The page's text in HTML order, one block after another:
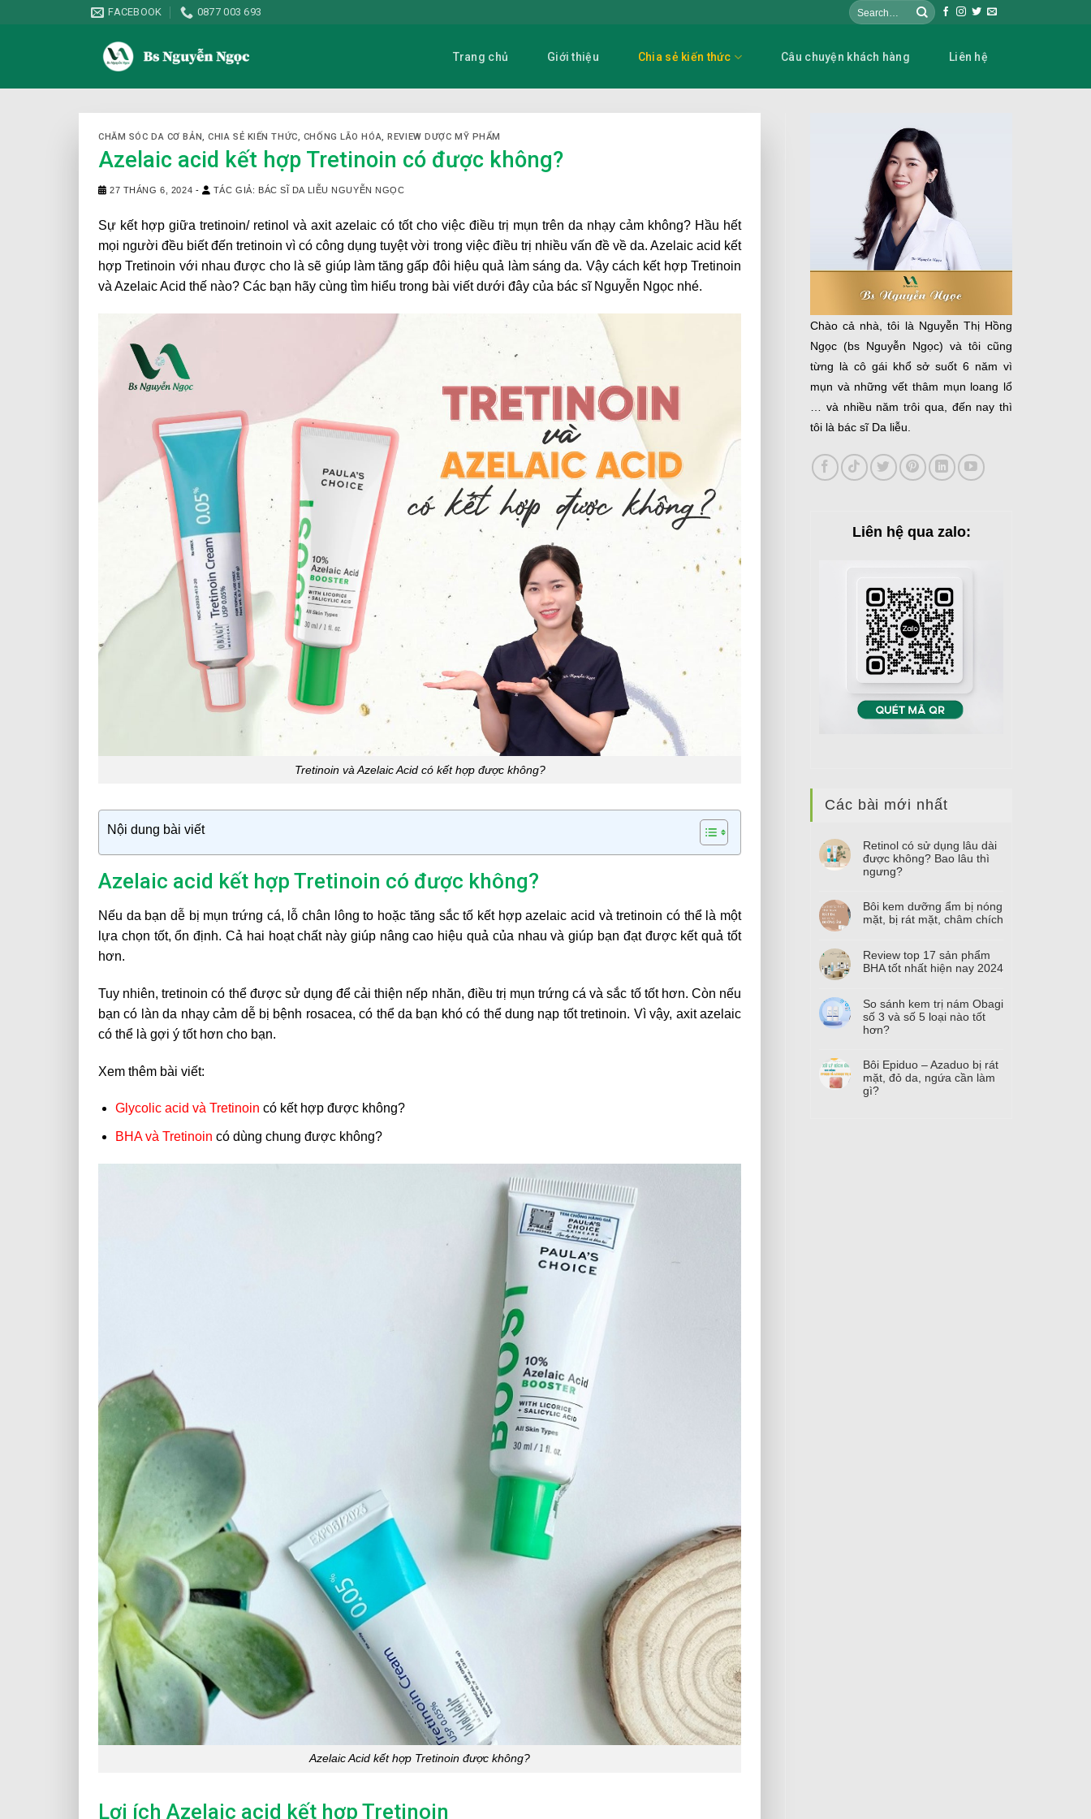
FACEBOOK 0877 003 693
Trang chủ Giới thiệu Chia sẻ kiến thức Câu chuyện khách hàng Liên hệ
CHĂM SÓC DA CƠ BẢN,CHIA SẺ KIẾN THỨC, CHỐNG LÃO HÓA,REVIEW DƯỢC MỸ PHẨM
Azelaic acid kết hợp Tretinoin có được không?
27 THÁNG 6, 2024 - TÁC GIẢ: BÁC SĨ DA LIỄU NGUYỄN NGỌC
Sự kết hợp giữa tretinoin/ retinol và axit azelaic có tốt cho việc điều trị mụn trên da nhạy cảm không? Hầu hết
mọi người đều biết đến tretinoin vì có công dụng tuyệt vời trong việc điều trị nhiều vấn đề về da. Azelaic acid kết
hợp Tretinoin với nhau được cho là sẽ giúp làm tăng gấp đôi hiệu quả làm sáng da. Vậy cách kết hợp Tretinoin
và Azelaic Acid thế nào? Các bạn hãy cùng tìm hiểu trong bài viết dưới đây của bác sĩ Nguyễn Ngọc nhé.
Tretinoin và Azelaic Acid có kết hợp được không?
Nội dung bài viết
Azelaic acid kết hợp Tretinoin có được không?
Nếu da bạn dễ bị mụn trứng cá, lỗ chân lông to hoặc tăng sắc tố kết hợp azelaic acid và tretinoin có thể là một
lựa chọn tốt, ổn định. Cả hai hoạt chất này giúp nâng cao hiệu quả của nhau và giúp bạn đạt được kết quả tốt
hơn.
Tuy nhiên, tretinoin có thể được sử dụng để cải thiện nếp nhăn, điều trị mụn trứng cá và sắc tố tốt hơn. Còn nếu
bạn có làn da nhạy cảm dễ bị bệnh rosacea, có thể da bạn khó có thể dung nạp tốt tretinoin. Vì vậy, axit azelaic
có thể là gợi ý tốt hơn cho bạn.
Xem thêm bài viết:
Glycolic acid và Tretinoin có kết hợp được không?
BHA và Tretinoin có dùng chung được không?
Azelaic Acid kết hợp Tretinoin được không?
Lợi ích Azelaic acid kết hợp Tretinoin
Chào cả nhà, tôi là Nguyễn Thị Hồng
Ngọc (bs Nguyễn Ngọc) và tôi cũng
từng là cô gái khổ sở suốt 6 năm vì
mụn và những vết thâm mụn loang lổ
… và nhiều năm trôi qua, đến nay thì
tôi là bác sĩ Da liễu.
Liên hệ qua zalo:
Các bài mới nhất
Retinol có sử dụng lâu dài
được không? Bao lâu thì
ngưng?
Bôi kem dưỡng ẩm bị nóng
mặt, bị rát mặt, châm chích
Review top 17 sản phẩm
BHA tốt nhất hiện nay 2024
So sánh kem trị nám Obagi
số 3 và số 5 loại nào tốt
hơn?
Bôi Epiduo – Azaduo bị rát
mặt, đỏ da, ngứa cần làm
gì?